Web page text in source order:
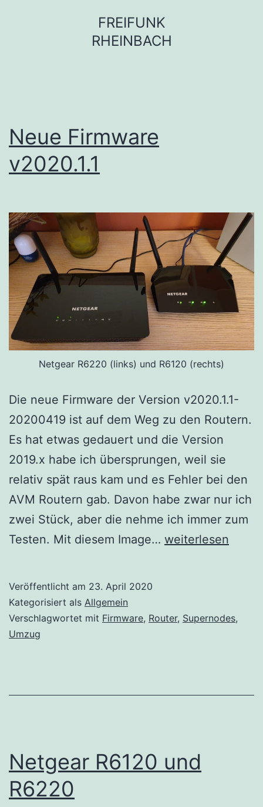
FREIFUNK
RHEINBACH
Neue Firmware
v2020.1.1
Netgear R6220 (links) und R6120 (rechts)
Die neue Firmware der Version v2020.1.1-
20200419 ist auf dem Weg zu den Routern.
Es hat etwas gedauert und die Version
2019.x habe ich übersprungen, weil sie
relativ spät raus kam und es Fehler bei den
AVM Routern gab. Davon habe zwar nur ich
zwei Stück, aber die nehme ich immer zum
Testen. Mit diesem Image… Neue
weiterlesen
Veröffentlicht am 23. April 2020
Kategorisiert als Allgemein
Verschlagwortet mit Firmware, Router, Supernodes,
Umzug
Netgear R6120 und
R6220